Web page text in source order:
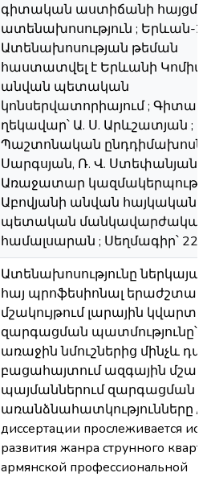
գիտական աստիճանի
ատենախոսություն ; Երևան-
Ատենախոսության թեման
հաստատվել է Երևանի
անվան պետական
կոնսերվատորիայում ;
ղեկավար՝ Ա. Ս. Արևշատյան ;
Պաշտոնական
Սարգսյան, Ռ. Վ. Ստեփանյան ;
Առաջատար
Աբովյանի անվան հայկական
պետական
համալսարան ; Սեղմագիր՝ 22
Ատենախոսությունը
հայ պրոֆեսիոնալ
մշակույթում լարային
զարգացման պատմությունը՝
առաջին նմուշներից մինչև
բացահայտում ազգային
պայմաններում զարգացման
առանձնահատկությունները /
диссертации прослеживается
развития жанра струнного
армянской профессиональной